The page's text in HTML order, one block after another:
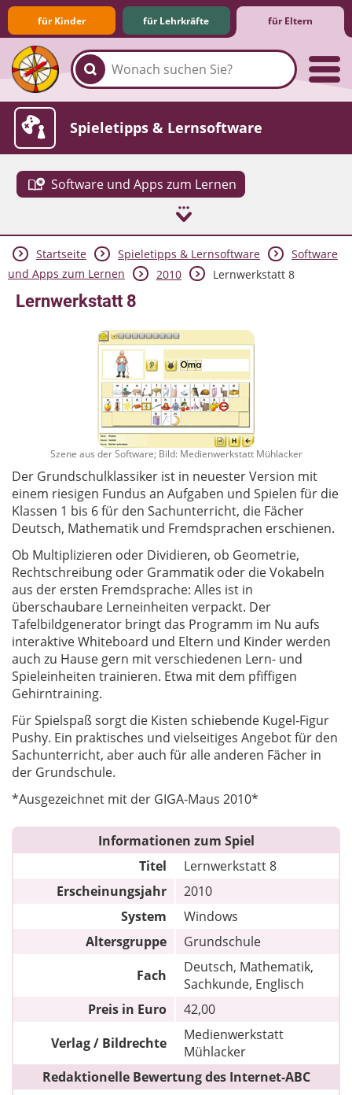
für Kinder für Lehrkräfte für Eltern
Familie & Medien
Spieletipps & Lernsoftware
Software und Apps zum Lernen
Die Jüngsten im Netz
Lexikon
Aktuelles
Startseite Spieletipps & Lernsoftware
Software
und Apps zum Lernen
2010 Lernwerkstatt 8
Lernwerkstatt 8
Szene aus der Software; Bild: Medienwerkstatt Mühlacker
Der Grundschulklassiker ist in neuester Version mit
einem riesigen Fundus an Aufgaben und Spielen für die
Klassen 1 bis 6 für den Sachunterricht, die Fächer
Deutsch, Mathematik und Fremdsprachen erschienen.
Ob Multiplizieren oder Dividieren, ob Geometrie,
Rechtschreibung oder Grammatik oder die Vokabeln
aus der ersten Fremdsprache: Alles ist in
überschaubare Lerneinheiten verpackt. Der
Tafelbildgenerator bringt das Programm im Nu aufs
interaktive Whiteboard und Eltern und Kinder werden
auch zu Hause gern mit verschiedenen Lern- und
Spieleinheiten trainieren. Etwa mit dem pfiffigen
Gehirntraining.
Für Spielspaß sorgt die Kisten schiebende Kugel-Figur
Pushy. Ein praktisches und vielseitiges Angebot für den
Sachunterricht, aber auch für alle anderen Fächer in
der Grundschule.
*Ausgezeichnet mit der GIGA-Maus 2010*
Informationen zum Spiel
Titel
Lernwerkstatt 8
Erscheinungsjahr
2010
System
Windows
Altersgruppe
Grundschule
Fach
Deutsch, Mathematik,
Sachkunde, Englisch
Preis in Euro
42,00
Verlag / Bildrechte
Medienwerkstatt
Mühlacker
Redaktionelle Bewertung des Internet-ABC